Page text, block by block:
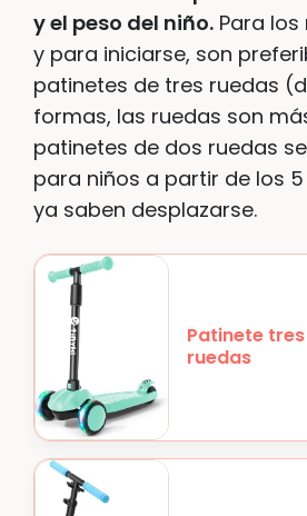
y el peso del niño. Para
y para iniciarse, son
patinetes de tres ruedas
formas, las ruedas son
patinetes de dos ruedas
para niños a partir de los
ya saben desplazarse.
Patinete tres
ruedas